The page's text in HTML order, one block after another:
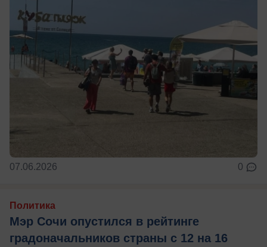
07.06.2026 0
Политика
Мэр Сочи опустился в рейтинге
градоначальников страны с 12 на 16